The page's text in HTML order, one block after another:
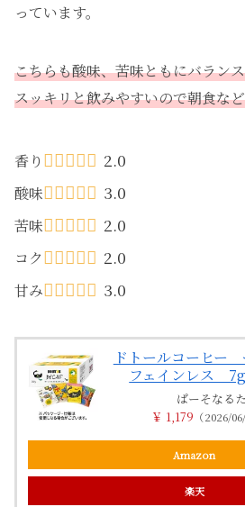
っています。
こちらも酸味、苦味ともにバラン
スッキリと飲みやすいので朝食な
香り 2.0
酸味 3.0
苦味 2.0
コク 2.0
甘み 3.0
ドトールコーヒー
フェインレス
ぱーそなる
￥ 1,179 （2026/
Amazon
楽天